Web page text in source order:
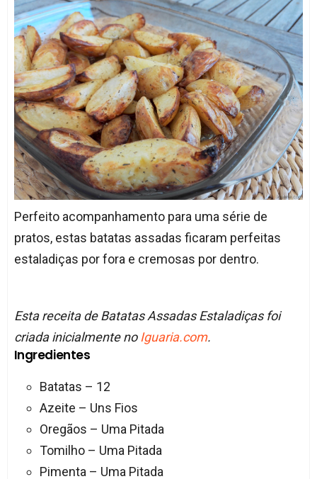
Perfeito acompanhamento para uma série de
pratos, estas batatas assadas ficaram perfeitas
estaladiças por fora e cremosas por dentro.
Esta receita de Batatas Assadas Estaladiças foi
criada inicialmente noIguaria.com.
Ingredientes
Batatas – 12
Azeite – Uns Fios
Oregãos – Uma Pitada
Tomilho – Uma Pitada
Pimenta – Uma Pitada